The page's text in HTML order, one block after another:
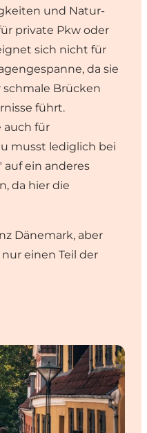
und Natur-
private Pkw oder
sich nicht für
da sie
Brücken
führt.
auch für
musst lediglich bei
ein anderes
da hier die
Dänemark, aber
einen Teil der